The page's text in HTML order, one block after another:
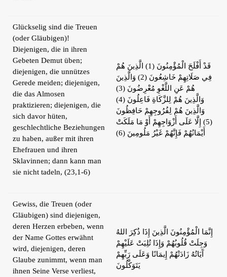
Glückselig sind die Treuen
(oder Gläubigen)!
Diejenigen, die in ihren
Gebeten Demut üben;
diejenigen, die unnützes
Gerede meiden; diejenigen,
die das Almosen
praktizieren; diejenigen, die
sich davor hüten,
geschlechtliche Beziehungen
zu haben, außer mit ihren
Ehefrauen und ihren
Sklavinnen; dann kann man
sie nicht tadeln, (23,1-6)
قَدْ أَفْلَحَ الْمُؤْمِنُونَ (1) الَّذِينَ هُمْ
فِي صَلَاتِهِمْ خَاشِعُونَ (2) وَالَّذِينَ
هُمْ عَنِ اللَّغْوِ مُعْرِضُونَ (3)
وَالَّذِينَ هُمْ لِلزَّكَاةِ فَاعِلُونَ (4)
وَالَّذِينَ هُمْ لِفُرُوجِهِمْ حَافِظُونَ
(5) إِلَّا عَلَى أَزْوَاجِهِمْ أَوْ مَا مَلَكَتْ
أَيْمَانُهُمْ فَإِنَّهُمْ غَيْرُ مَلُومِينَ (6)
Gewiss, die Treuen (oder
Gläubigen) sind diejenigen,
deren Herzen erbeben, wenn
der Name Gottes erwähnt
wird, diejenigen, deren
Glaube zunimmt, wenn man
ihnen Seine Verse verliest,
إِنَّمَا الْمُؤْمِنُونَ الَّذِينَ إِذَا ذُكِرَ اللهُ
وَجِلَتْ قُلُوبُهُمْ وَإِذَا تُلِيَتْ عَلَيْهِمْ
آَيَاتُهُ زَادَتْهُمْ إِيمَانًا وَعَلَى رَبِّهِمْ
يَتَوَكَّلُونَ